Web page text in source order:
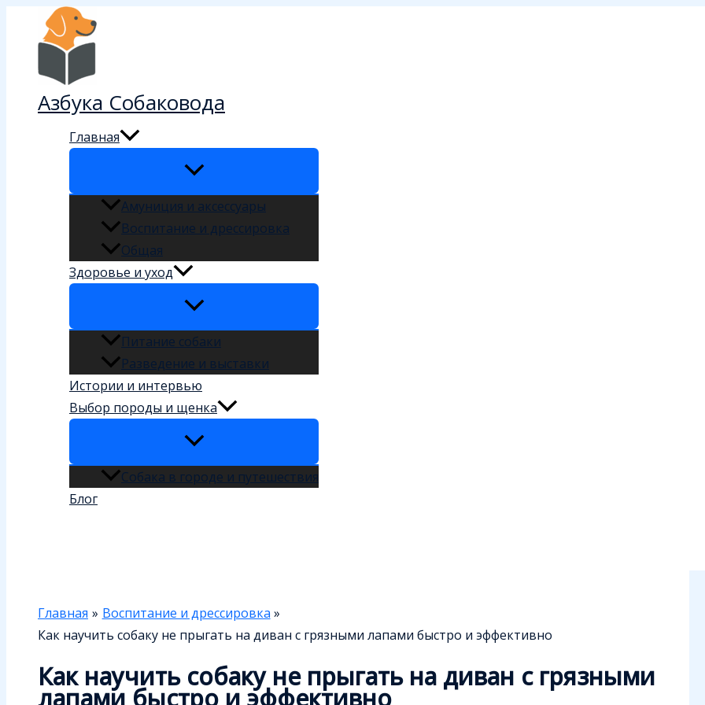
Перейти
Азбука Собаковода
Главная
Амуниция и аксессуары
Воспитание и дрессировка
Общая
Здоровье и уход
Питание собаки
Разведение и выставки
Истории и интервью
Выбор породы и щенка
Собака в городе и путешествия
Блог
Главная
Воспитание и дрессировка
Как научить собаку не прыгать на диван с грязными лапами быстро и эффективно
Как научить собаку не прыгать на диван с грязными
лапами быстро и эффективно